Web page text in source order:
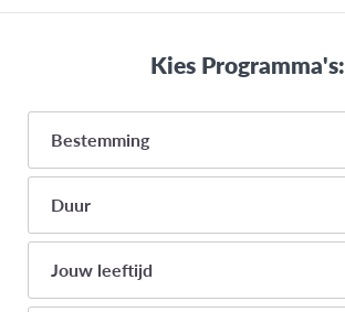
Kies Programma's:
Bestemming
AFRIKA
Egypte
Duur
<1 maand
1-3 maanden
Jouw leeftijd